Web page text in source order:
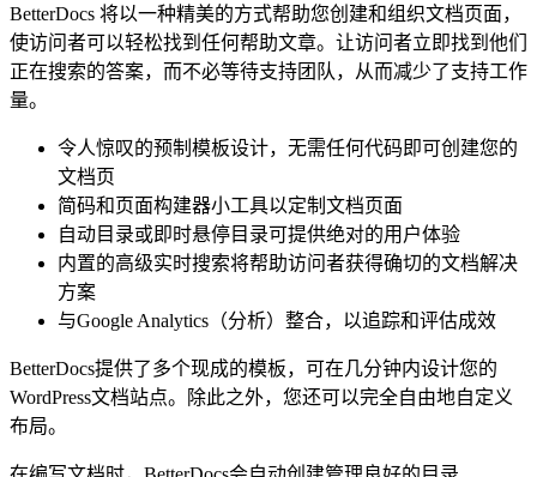
BetterDocs 将以一种精美的方式帮助您创建和组织文档页面，
使访问者可以轻松找到任何帮助文章。让访问者立即找到他们
正在搜索的答案，而不必等待支持团队，从而减少了支持工作
量。
令人惊叹的预制模板设计，无需任何代码即可创建您的
文档页
简码和页面构建器小工具以定制文档页面
自动目录或即时悬停目录可提供绝对的用户体验
内置的高级实时搜索将帮助访问者获得确切的文档解决
方案
与Google Analytics（分析）整合，以追踪和评估成效
BetterDocs提供了多个现成的模板，可在几分钟内设计您的
WordPress文档站点。除此之外，您还可以完全自由地自定义
布局。